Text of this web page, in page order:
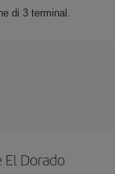
di 3 terminal.
Dorado